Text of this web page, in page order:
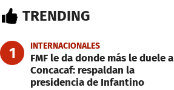
TRENDING
1 INTERNACIONALES
FMF le da donde más le duele a
Concacaf: respaldan la
presidencia de Infantino